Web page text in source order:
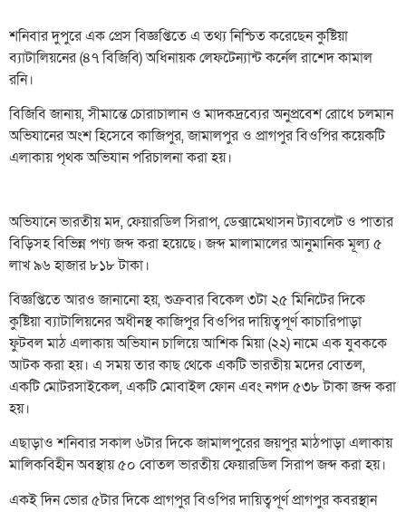
শনিবার দুপুরে এক প্রেস বিজ্ঞপ্তিতে এ তথ্য নিশ্চিত করেছেন কুষ্টিয়া
ব্যাটালিয়নের (৪৭ বিজিবি) অধিনায়ক লেফটেন্যান্ট কর্নেল রাশেদ কামাল
রনি।
বিজিবি জানায়, সীমান্তে চোরাচালান ও মাদকদ্রব্যের অনুপ্রবেশ রোধে চলমান
অভিযানের অংশ হিসেবে কাজিপুর, জামালপুর ও প্রাগপুর বিওপির কয়েকটি
এলাকায় পৃথক অভিযান পরিচালনা করা হয়।
অভিযানে ভারতীয় মদ, ফেয়ারডিল সিরাপ, ডেক্সামেথাসন ট্যাবলেট ও পাতার
বিড়িসহ বিভিন্ন পণ্য জব্দ করা হয়েছে। জব্দ মালামালের আনুমানিক মূল্য ৫
লাখ ৯৬ হাজার ৮১৮ টাকা।
বিজ্ঞপ্তিতে আরও জানানো হয়, শুক্রবার বিকেল ৩টা ২৫ মিনিটের দিকে
কুষ্টিয়া ব্যাটালিয়নের অধীনস্থ কাজিপুর বিওপির দায়িত্বপূর্ণ কাচারিপাড়া
ফুটবল মাঠ এলাকায় অভিযান চালিয়ে আশিক মিয়া (২২) নামে এক যুবককে
আটক করা হয়। এ সময় তার কাছ থেকে একটি ভারতীয় মদের বোতল,
একটি মোটরসাইকেল, একটি মোবাইল ফোন এবং নগদ ৫৩৮ টাকা জব্দ করা
হয়।
এছাড়াও শনিবার সকাল ৬টার দিকে জামালপুরের জয়পুর মাঠপাড়া এলাকায়
মালিকবিহীন অবস্থায় ৫০ বোতল ভারতীয় ফেয়ারডিল সিরাপ জব্দ করা হয়।
একই দিন ভোর ৫টার দিকে প্রাগপুর বিওপির দায়িত্বপূর্ণ প্রাগপুর কবরস্থান